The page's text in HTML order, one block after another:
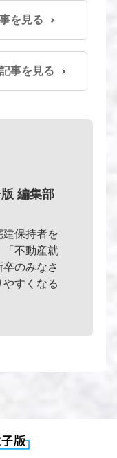
を見る
事を見る
編集部
保持者を
「不動産就
のみなさ
すくなる